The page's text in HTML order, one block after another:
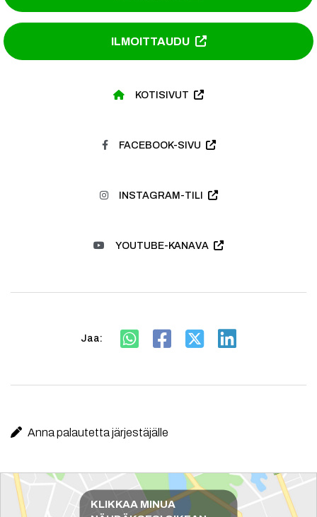
ILMOITTAUDU
KOTISIVUT
FACEBOOK-SIVU
INSTAGRAM-TILI
YOUTUBE-KANAVA
Jaa:
Anna palautetta järjestäjälle
Reittiohjeet
KLIKKAA MINUA